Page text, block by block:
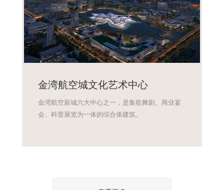
金湾航空城文化艺术中心
金湾航空新城六大中心之一，是集歌舞剧、商业宴
会、科普展览为一体的综合体建筑。